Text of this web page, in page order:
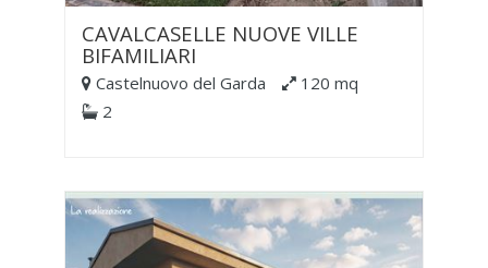
CAVALCASELLE NUOVE VILLE
BIFAMILIARI
Castelnuovo del Garda
120 mq
2